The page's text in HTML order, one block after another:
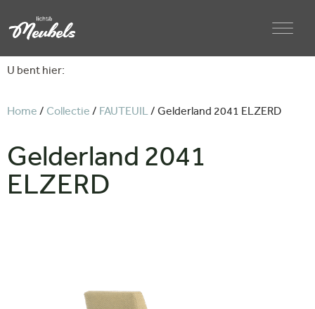
U bent hier:
Home / Collectie / FAUTEUIL/ Gelderland 2041 ELZERD
Gelderland 2041
ELZERD